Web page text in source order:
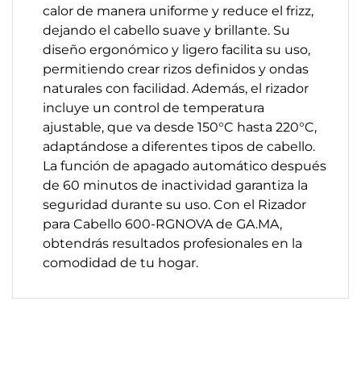
calor de manera uniforme y reduce el frizz,
dejando el cabello suave y brillante. Su
diseño ergonómico y ligero facilita su uso,
permitiendo crear rizos definidos y ondas
naturales con facilidad. Además, el rizador
incluye un control de temperatura
ajustable, que va desde 150°C hasta 220°C,
adaptándose a diferentes tipos de cabello.
La función de apagado automático después
de 60 minutos de inactividad garantiza la
seguridad durante su uso. Con el Rizador
para Cabello 600-RGNOVA de GA.MA,
obtendrás resultados profesionales en la
comodidad de tu hogar.